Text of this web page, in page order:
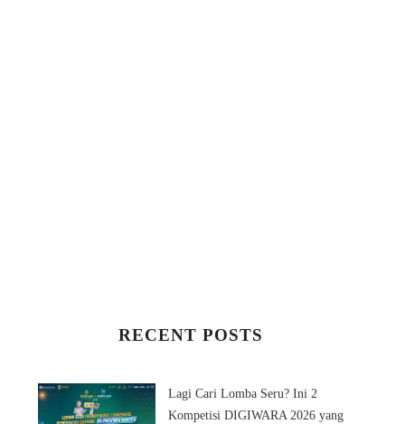
RECENT POSTS
Lagi Cari Lomba Seru? Ini 2
Kompetisi DIGIWARA 2026 yang